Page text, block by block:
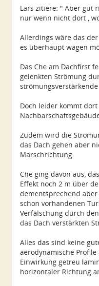
Lars zitiere: " Aber gut
nur wenn nicht dort ,
Allerdings wäre das
es überhaupt wagen
Das Che am Dachfirst
gelenkten Strömung
Doch leider kommt
Zudem wird die
das Dach gehen aber
Marschrichtung.
Che ging davon aus,
Effekt noch 2 m über
dementsprechend
schon vorhandenen
Verfälschung durch
das Dach verstärkten
Alles das sind keine
aerodynamische
Einwirkung getreu
horizontaler Richtung